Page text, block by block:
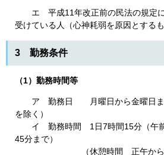
エ 平成11年改正前の民法の規定に
受けている人（心神耗弱を原因とするも
3 勤務条件
（1）勤務時間等
ア 勤務日 月曜日から金曜日まで
を除く）
イ 勤務時間 1日7時間15分（午前
45分まで）
（休憩時間 正午から午後